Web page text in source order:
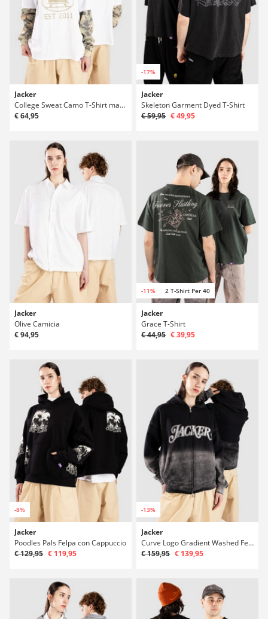
Jacker
College Sweat Camo T-Shirt manica Lunga
€ 64,95
-17%
Jacker
Skeleton Garment Dyed T-Shirt
€ 59,95 € 49,95
Jacker
Olive Camicia
€ 94,95
-11% 2 T-Shirt Per 40
Jacker
Grace T-Shirt
€ 44,95 € 39,95
-8%
Jacker
Poodles Pals Felpa con Cappuccio
€ 129,95 € 119,95
-13%
Jacker
Curve Logo Gradient Washed Felpa con Zip
€ 159,95 € 139,95